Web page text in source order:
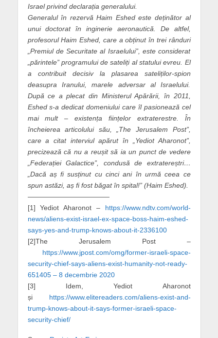
Israel privind declarația generalului.
Generalul în rezervă Haim Eshed este deținător al
unui doctorat în inginerie aeronautică. De altfel,
profesorul Haim Eshed, care a obținut în trei rânduri
„Premiul de Securitate al Israelului”, este considerat
„părintele” programului de sateliți al statului evreu. El
a contribuit decisiv la plasarea sateliților-spion
deasupra Iranului, marele adversar al Israelului.
După ce a plecat din Ministerul Apărării, în 2011,
Eshed s-a dedicat domeniului care îl pasionează cel
mai mult – existența ființelor extraterestre. În
încheierea articolului său, „The Jerusalem Post”,
care a citat interviul apărut în „Yediot Aharonot”,
precizează că nu a reușit să ia un punct de vedere
„Federației Galactice”, condusă de extratereștri…
„Dacă aș fi susținut cu cinci ani în urmă ceea ce
spun astăzi, aș fi fost băgat în spital!” (Haim Eshed).
————————————
[1] Yediot Aharonot – https://www.ndtv.com/world-
news/aliens-exist-israel-ex-space-boss-haim-eshed-
says-yes-and-trump-knows-about-it-2336100
[2]The Jerusalem Post –
https://www.jpost.com/omg/former-israeli-space-
security-chief-says-aliens-exist-humanity-not-ready-
651405 – 8 decembrie 2020
[3] Idem, Yediot Aharonot
și https://www.elitereaders.com/aliens-exist-and-
trump-knows-about-it-says-former-israeli-space-
security-chief/